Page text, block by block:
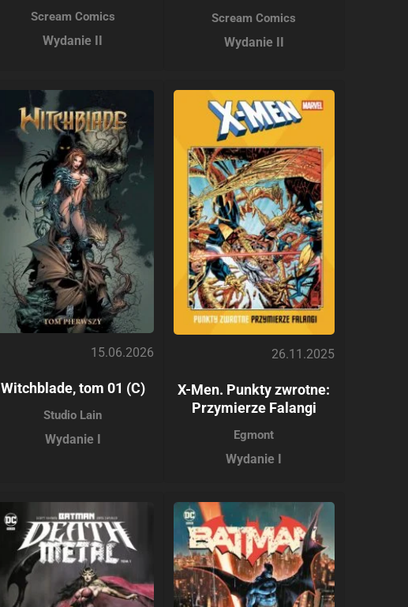
Scream Comics
Wydanie II
Scream Comics
Wydanie II
15.06.2026
Witchblade, tom 01 (C)
Studio Lain
Wydanie I
26.11.2025
X-Men. Punkty zwrotne:
Przymierze Falangi
Egmont
Wydanie I